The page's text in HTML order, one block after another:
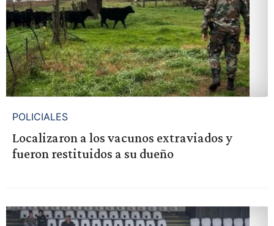
POLICIALES
Localizaron a los vacunos extraviados y
fueron restituidos a su dueño